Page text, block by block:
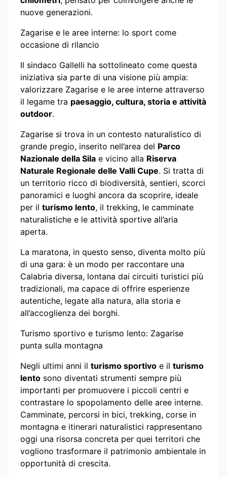
nuove generazioni.
Zagarise e le aree interne: lo sport come
occasione di rilancio
Il sindaco Gallelli ha sottolineato come questa
iniziativa sia parte di una visione più ampia:
valorizzare Zagarise e le aree interne attraverso
il legame tra paesaggio, cultura, storia e attività
outdoor.
Zagarise si trova in un contesto naturalistico di
grande pregio, inserito nell’area del Parco
Nazionale della Sila e vicino alla Riserva
Naturale Regionale delle Valli Cupe. Si tratta di
un territorio ricco di biodiversità, sentieri, scorci
panoramici e luoghi ancora da scoprire, ideale
per il turismo lento, il trekking, le camminate
naturalistiche e le attività sportive all’aria
aperta.
La maratona, in questo senso, diventa molto più
di una gara: è un modo per raccontare una
Calabria diversa, lontana dai circuiti turistici più
tradizionali, ma capace di offrire esperienze
autentiche, legate alla natura, alla storia e
all’accoglienza dei borghi.
Turismo sportivo e turismo lento: Zagarise
punta sulla montagna
Negli ultimi anni il turismo sportivo e il turismo
lento sono diventati strumenti sempre più
importanti per promuovere i piccoli centri e
contrastare lo spopolamento delle aree interne.
Camminate, percorsi in bici, trekking, corse in
montagna e itinerari naturalistici rappresentano
oggi una risorsa concreta per quei territori che
vogliono trasformare il patrimonio ambientale in
opportunità di crescita.